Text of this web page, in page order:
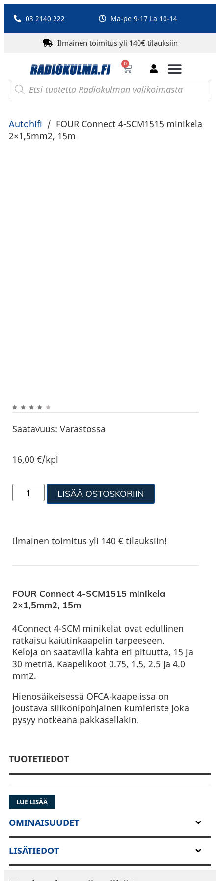
03 2140 222 Ma-pe 9-17 La 10-14
Ilmainen toimitus yli 140€ tilauksiin
0
Autohifi / FOUR Connect 4-SCM1515 minikela
2×1,5mm2, 15m
Saatavuus: Varastossa
16,00€/kpl
LISÄÄ OSTOSKORIIN
Ilmainen toimitus yli 140 € tilauksiin!
FOUR Connect 4-SCM1515 minikela
2×1,5mm2, 15m
4Connect 4-SCM minikelat ovat edullinen
ratkaisu kaiutinkaapelin tarpeeseen.
Keloja on saatavilla kahta eri pituutta, 15 ja
30 metriä. Kaapelikoot 0.75, 1.5, 2.5 ja 4.0
mm2.
Hienosäikeisessä OFCA-kaapelissa on
joustava silikonipohjainen kumieriste joka
pysyy notkeana pakkasellakin.
TUOTETIEDOT
LUE LISÄÄ
OMINAISUUDET
LISÄTIEDOT